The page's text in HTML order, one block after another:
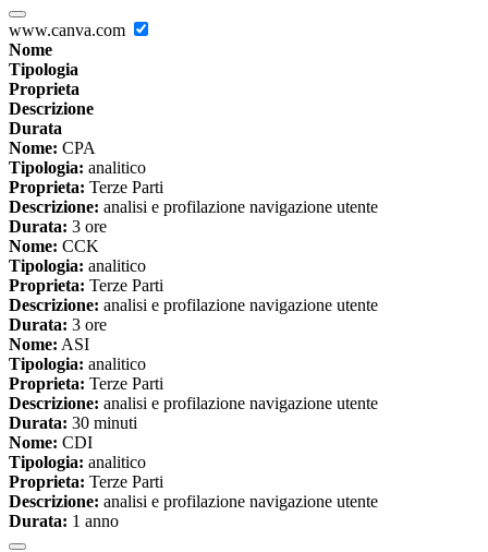
www.canva.com
Nome
Tipologia
Proprieta
Descrizione
Durata
Nome: CPA
Tipologia: analitico
Proprieta: Terze Parti
Descrizione: analisi e profilazione navigazione utente
Durata: 3 ore
Nome: CCK
Tipologia: analitico
Proprieta: Terze Parti
Descrizione: analisi e profilazione navigazione utente
Durata: 3 ore
Nome: ASI
Tipologia: analitico
Proprieta: Terze Parti
Descrizione: analisi e profilazione navigazione utente
Durata: 30 minuti
Nome: CDI
Tipologia: analitico
Proprieta: Terze Parti
Descrizione: analisi e profilazione navigazione utente
Durata: 1 anno